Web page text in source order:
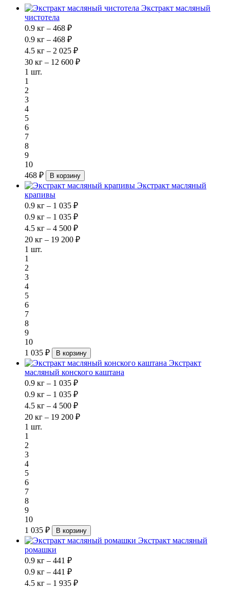
Экстракт масляный
чистотела
0.9 кг – 468 ₽
0.9 кг – 468 ₽
4.5 кг – 2 025 ₽
30 кг – 12 600 ₽
1 шт.
1
2
3
4
5
6
7
8
9
10
468 ₽
В корзину
Экстракт масляный
крапивы
0.9 кг – 1 035 ₽
0.9 кг – 1 035 ₽
4.5 кг – 4 500 ₽
20 кг – 19 200 ₽
1 шт.
1
2
3
4
5
6
7
8
9
10
1 035 ₽
В корзину
Экстракт
масляный конского каштана
0.9 кг – 1 035 ₽
0.9 кг – 1 035 ₽
4.5 кг – 4 500 ₽
20 кг – 19 200 ₽
1 шт.
1
2
3
4
5
6
7
8
9
10
1 035 ₽
В корзину
Экстракт масляный
ромашки
0.9 кг – 441 ₽
0.9 кг – 441 ₽
4.5 кг – 1 935 ₽